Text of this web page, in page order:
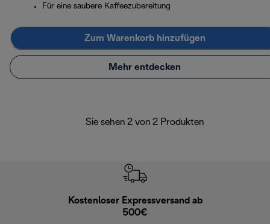
Für eine saubere Kaffeezubereitung
Zum Warenkorb hinzufügen
Mehr entdecken
Sie sehen 2 von 2 Produkten
Kostenloser Expressversand ab
500€